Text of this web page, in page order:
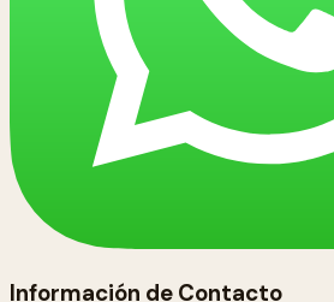
Información de Contacto